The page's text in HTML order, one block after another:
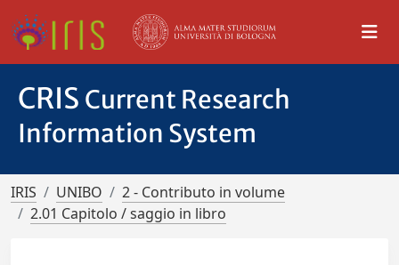
CRIS Current Research
Information System
IRIS UNIBO
2 - Contributo in volume
2.01 Capitolo / saggio in libro